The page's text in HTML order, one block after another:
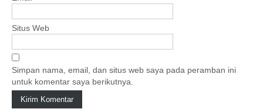
Situs Web
Simpan nama, email, dan situs web saya pada peramban ini
untuk komentar saya berikutnya.